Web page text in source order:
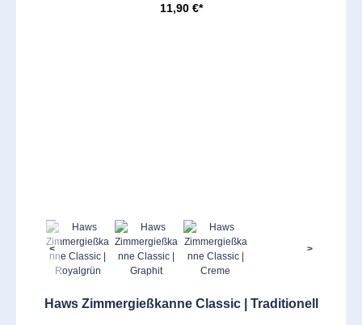
11,90 €*
< >
Haws Zimmergießkanne Classic | Traditionell